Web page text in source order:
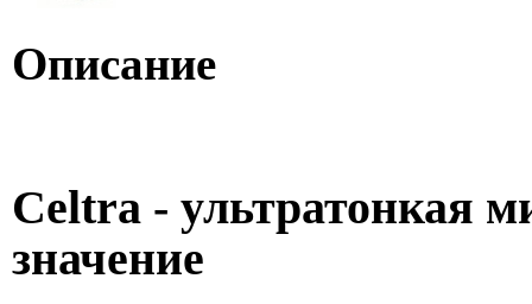
Описание
Celtra - ультратонкая
значение